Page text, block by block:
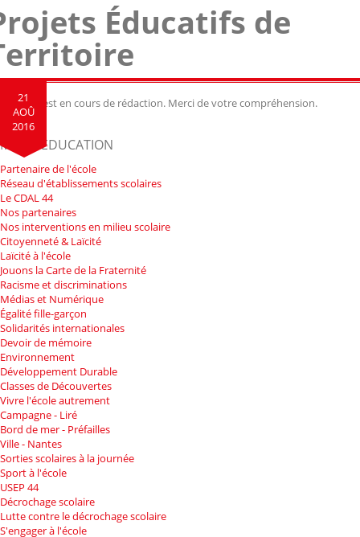
Éducatifs de
21
AOÛ
2016
article est en cours de rédaction. Merci de votre compréhension.
MENU EDUCATION
Partenaire de l'école
Réseau d'établissements scolaires
Le CDAL 44
Nos partenaires
Nos interventions en milieu scolaire
Citoyenneté & Laïcité
Laïcité à l'école
Jouons la Carte de la Fraternité
Racisme et discriminations
Médias et Numérique
Égalité fille-garçon
Solidarités internationales
Devoir de mémoire
Environnement
Développement Durable
Classes de Découvertes
Vivre l'école autrement
Campagne - Liré
Bord de mer - Préfailles
Ville - Nantes
Sorties scolaires à la journée
Sport à l'école
USEP 44
Décrochage scolaire
Lutte contre le décrochage scolaire
S'engager à l'école